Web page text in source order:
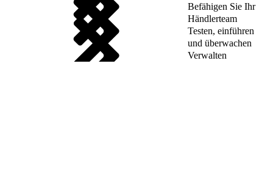
Befähigen Sie Ihr
Händlerteam
Testen, einführen
und überwachen
Verwalten